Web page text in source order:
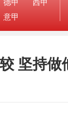
德甲
西甲
意甲
坚持做